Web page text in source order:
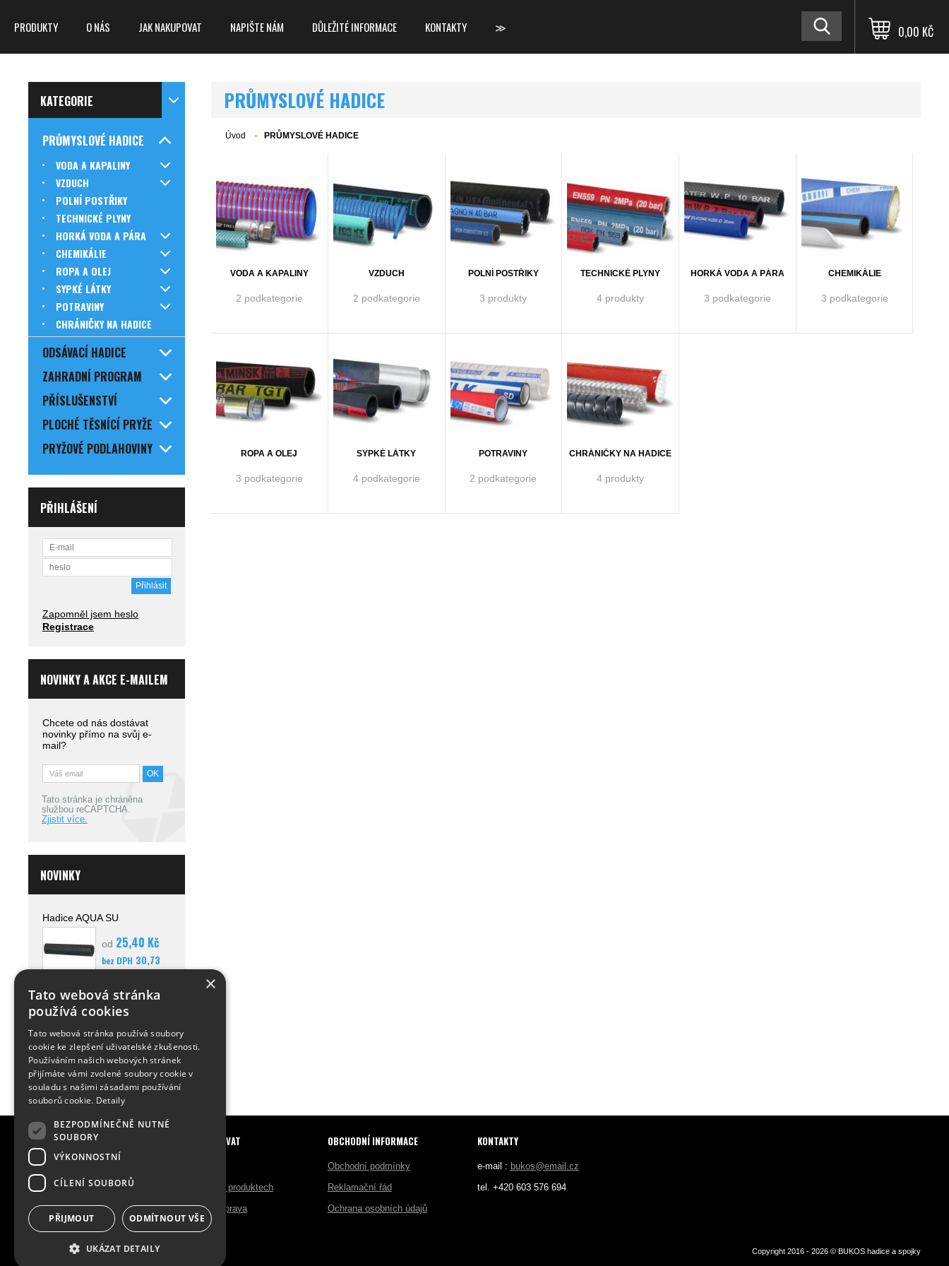
PRODUKTY O NÁS JAK NAKUPOVAT NAPIŠTE NÁM DŮLEŽITÉ INFORMACE KONTAKTY ≫ 0,00 KČ
KATEGORIE
PRŮMYSLOVÉ HADICE
VODA A KAPALINY
VZDUCH
POLNÍ POSTŘIKY
TECHNICKÉ PLYNY
HORKÁ VODA A PÁRA
CHEMIKÁLIE
ROPA A OLEJ
SYPKÉ LÁTKY
POTRAVINY
CHRÁNIČKY NA HADICE
ODSÁVACÍ HADICE
ZAHRADNÍ PROGRAM
PŘÍSLUŠENSTVÍ
PLOCHÉ TĚSNÍCÍ PRYŽE
PRYŽOVÉ PODLAHOVINY
PŘIHLÁŠENÍ
Zapomněl jsem heslo
Registrace
NOVINKY A AKCE E-MAILEM
Chcete od nás dostávat
novinky přímo na svůj e-
mail?
Tato stránka je chráněna
službou reCAPTCHA.
Zjistit více.
NOVINKY
Hadice AQUA SU
od 25,40 Kč
bez DPH 30,73
Hadice MULTI-20
od45,- Kč bez
DPH 54,45 Kčs
DPH
PRŮMYSLOVÉ HADICE
Úvod PRŮMYSLOVÉ HADICE
VODA A KAPALINY
2 podkategorie
VZDUCH
2 podkategorie
POLNÍ POSTŘIKY
3 produkty
TECHNICKÉ PLYNY
4 produkty
HORKÁ VODA A PÁRA
3 podkategorie
CHEMIKÁLIE
3 podkategorie
ROPA A OLEJ
3 podkategorie
SYPKÉ LÁTKY
4 podkategorie
POTRAVINY
2 podkategorie
CHRÁNIČKY NA HADICE
4 produkty
ADRESA PROVOZOVNY
BUKOS - Michal Strauch
Václavovická 1538
739 34 Šenov u Ostravy
IČO : 63351552
JAK NAKUPOVAT
Orientace v produktech
Platba a doprava
OBCHODNÍ INFORMACE
Obchodní podmínky
Reklamační řád
Ochrana osobních údajů
KONTAKTY
e-mail : bukos@email.cz
tel. +420 603 576 694
Copyright 2016 - 2026 © BUKOS hadice a spojky
×
Tato webová stránka
používá cookies
Tato webová stránka používá soubory
cookie ke zlepšení uživatelské zkušenosti.
Používáním našich webových stránek
přijímáte vámi zvolené soubory cookie v
souladu s našimi zásadami používání
souborů cookie. Detaily
BEZPODMÍNEČNĚ NUTNÉ
SOUBORY
VÝKONNOSTNÍ
CÍLENÍ SOUBORŮ
PŘIJMOUT ODMÍTNOUT VŠE
UKÁZAT DETAILY